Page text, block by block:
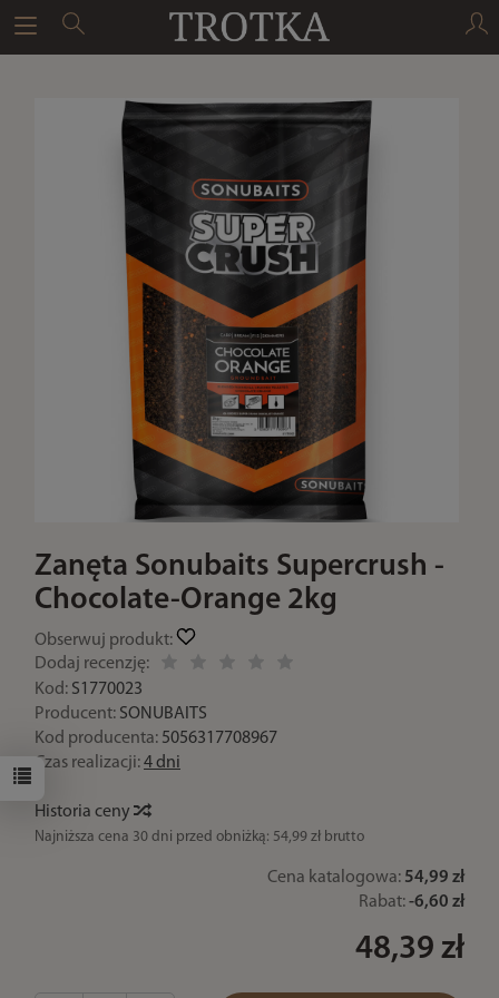
Zanęta Sonubaits Supercrush -
Chocolate-Orange 2kg
Obserwuj produkt:
Dodaj recenzję:
Kod: S1770023
Producent: SONUBAITS
Kod producenta: 5056317708967
Czas realizacji:4 dni
Historia ceny
Najniższa cena 30 dni przed obniżką: 54,99 zł brutto
Cena katalogowa: 54,99 zł
Rabat:-6,60 zł
48,39 zł